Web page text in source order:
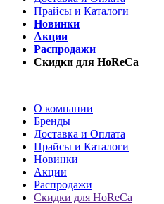
Прайсы и Каталоги
Новинки
Акции
Распродажи
Скидки для HoReCa
О компании
Бренды
Доставка и Оплата
Прайсы и Каталоги
Новинки
Акции
Распродажи
Скидки для HoReCa